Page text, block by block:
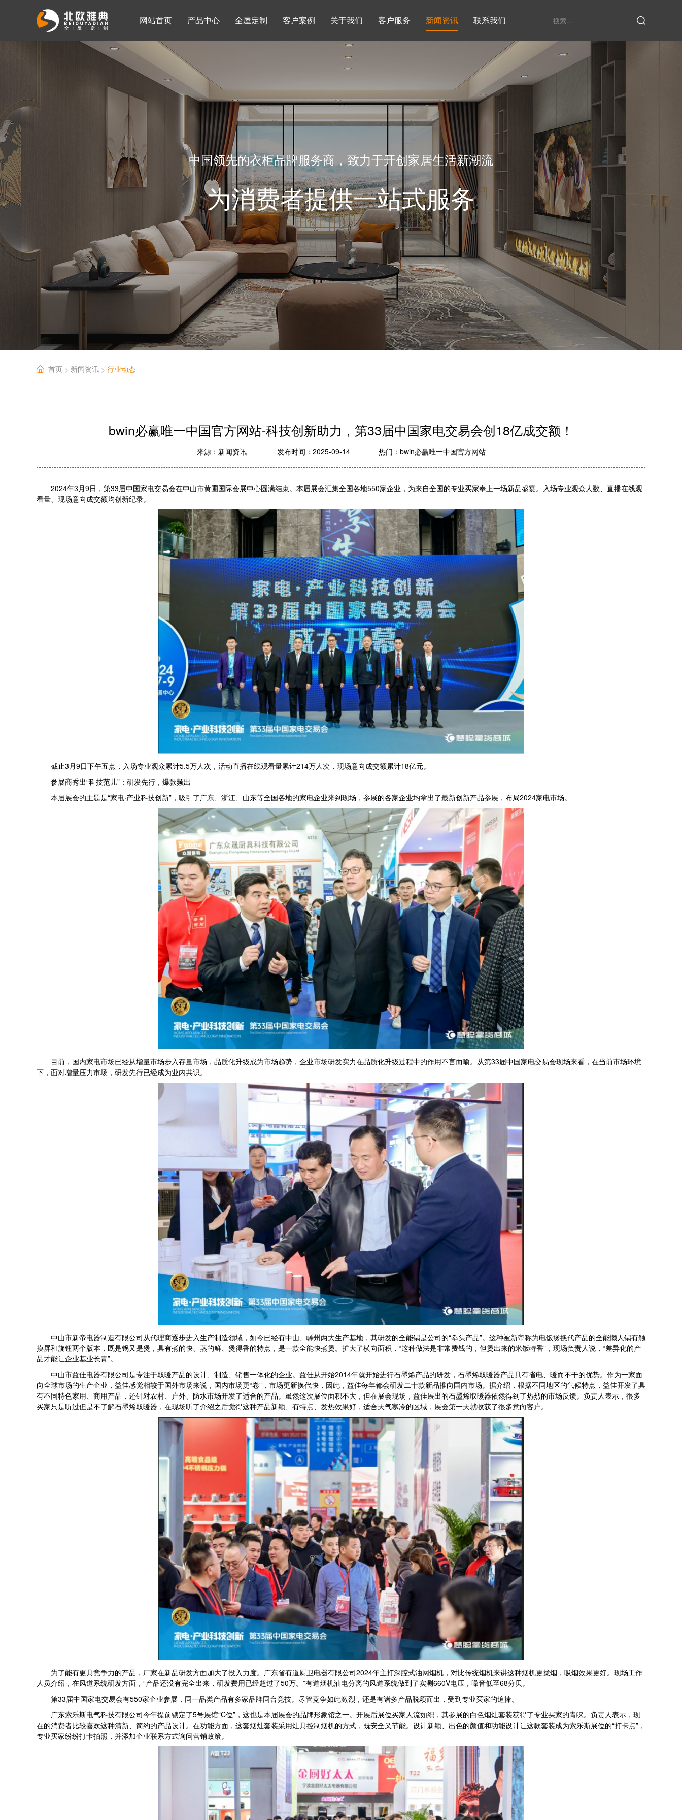
网站首页 产品中心 全屋定制 客户案例
书柜系列 酒柜系列 鞋柜系列 衣柜系列
关于我们
发展历程
客户服务 新闻资讯
家具定制厂家
联系我们
中国领先的衣柜品牌服务商，致力于开创家居生活新潮流
为消费者提供一站式服务
首页 > 新闻资讯 > 行业动态
bwin必赢唯一中国官方网站-科技创新助力，第33届中国家电交易会创18亿成交额！
来源： 新闻资讯 发布时间：2025-09-14 热门： bwin必赢唯一中国官方网站
2024年3月9日，第33届中国家电交易会在中山市黄圃国际会展中心圆满结束。本届展会汇集全国各地550家企业，为来自全国的专业买家奉上一场新品盛宴。入场专业观众人数、直播在线观
看量、现场意向成交额均创新纪录。
截止3月9日下午五点，入场专业观众累计5.5万人次，活动直播在线观看量累计214万人次，现场意向成交额累计18亿元。
参展商秀出“科技范儿”：研发先行，爆款频出
本届展会的主题是“家电·产业科技创新”，吸引了广东、浙江、山东等全国各地的家电企业来到现场，参展的各家企业均拿出了最新创新产品参展，布局2024家电市场。
目前，国内家电市场已经从增量市场步入存量市场，品质化升级成为市场趋势，企业市场研发实力在品质化升级过程中的作用不言而喻。从第33届中国家电交易会现场来看，在当前市场环境
下，面对增量压力市场，研发先行已经成为业内共识。
中山市新帝电器制造有限公司从代理商逐步进入生产制造领域，如今已经有中山、嵊州两大生产基地，其研发的全能锅是公司的“拳头产品”。这种被新帝称为电饭煲换代产品的全能懒人锅有触
摸屏和旋钮两个版本，既是锅又是煲，具有煮的快、蒸的鲜、煲得香的特点，是一款全能快煮煲。扩大了横向面积，“这种做法是非常费钱的，但煲出来的米饭特香”，现场负责人说，“差异化的产
品才能让企业基业长青”。
中山市益佳电器有限公司是专注于取暖产品的设计、制造、销售一体化的企业。益佳从开始2014年就开始进行石墨烯产品的研发，石墨烯取暖器产品具有省电、暖而不干的优势。作为一家面
向全球市场的生产企业，益佳感觉相较于国外市场来说，国内市场更“卷”，市场更新换代快，因此，益佳每年都会研发二十款新品推向国内市场。据介绍，根据不同地区的气候特点，益佳开发了具
有不同特色家用、商用产品，还针对农村、户外、防水市场开发了适合的产品。虽然这次展位面积不大，但在展会现场，益佳展出的石墨烯取暖器依然得到了热烈的市场反馈。负责人表示，很多
买家只是听过但是不了解石墨烯取暖器，在现场听了介绍之后觉得这种产品新颖、有特点、发热效果好，适合天气寒冷的区域，展会第一天就收获了很多意向客户。
为了能有更具竞争力的产品，厂家在新品研发方面加大了投入力度。广东省有道厨卫电器有限公司2024年主打深腔式油网烟机，对比传统烟机来讲这种烟机更拢烟，吸烟效果更好。现场工作
人员介绍，在风道系统研发方面，“产品还没有完全出来，研发费用已经超过了50万。”有道烟机油电分离的风道系统做到了实测660V电压，噪音低至68分贝。
第33届中国家电交易会有550家企业参展，同一品类产品有多家品牌同台竞技。尽管竞争如此激烈，还是有诸多产品脱颖而出，受到专业买家的追捧。
广东索乐斯电气科技有限公司今年提前锁定了5号展馆“C位”，这也是本届展会的品牌形象馆之一。开展后展位买家人流如织，其参展的白色烟灶套装获得了专业买家的青睐。负责人表示，现
在的消费者比较喜欢这种清新、简约的产品设计。在功能方面，这套烟灶套装采用灶具控制烟机的方式，既安全又节能。设计新颖、出色的颜值和功能设计让这款套装成为索乐斯展位的“打卡点”，
专业买家纷纷打卡拍照，并添加企业联系方式询问营销政策。